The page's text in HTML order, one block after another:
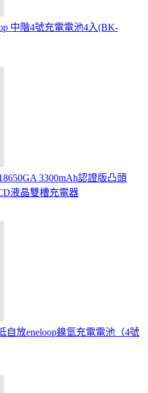
中階4號充電電池4入(BK-
3300mAh認證版凸頭
液晶雙槽充電器
自放eneloop鎳氫充電電池（4號